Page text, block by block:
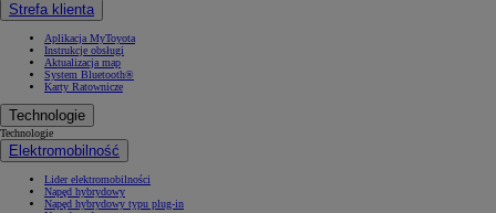
Strefa klienta
Aplikacja MyToyota
Instrukcje obsługi
Aktualizacja map
System Bluetooth®
Karty Ratownicze
Technologie
Technologie
Elektromobilność
Lider elektromobilności
Napęd hybrydowy
Napęd hybrydowy typu plug-in